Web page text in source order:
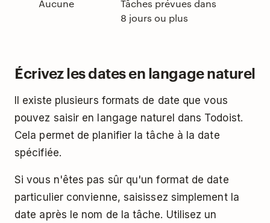
Aucune
Tâches prévues dans
8 jours ou plus
Écrivez les dates en langage naturel
Il existe plusieurs formats de date que vous
pouvez saisir en langage naturel dans Todoist.
Cela permet de planifier la tâche à la date
spécifiée.
Si vous n'êtes pas sûr qu'un format de date
particulier convienne, saisissez simplement la
date après le nom de la tâche. Utilisez un